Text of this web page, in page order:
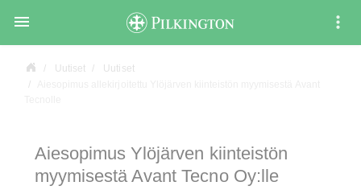

Uutiset
Uutiset
Aiesopimus Ylöjärven kiinteistön
myymisestä Avant Tecno Oy:lle